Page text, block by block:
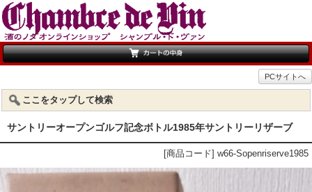
PCサイトへ
ここをタップして検索
サントリーオープンゴルフ記念ボトル1985年サントリーリザーブ
[商品コード] w66-Sopenriserve1985